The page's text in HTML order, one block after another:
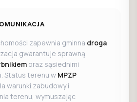
zapewnia gminna droga
gwarantuje sprawną
oraz sąsiednimi
Status terenu w MPZP
warunki zabudowy i
terenu, wymuszając